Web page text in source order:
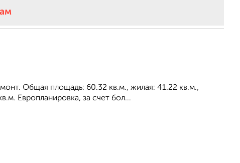
Общая площадь: 60.32 кв.м., жилая: 41.22 кв.м.,
Европланировка, за счет бол...